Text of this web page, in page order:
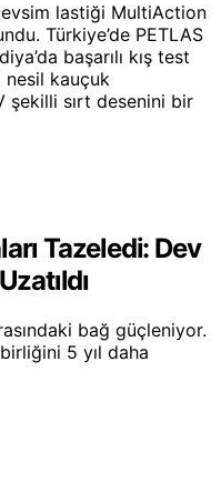
lastiği MultiAction
Türkiye’de PETLAS
başarılı kış test
nesil kauçuk
şekilli sırt desenini bir
Tazeledi: Dev
bağ güçleniyor.
5 yıl daha